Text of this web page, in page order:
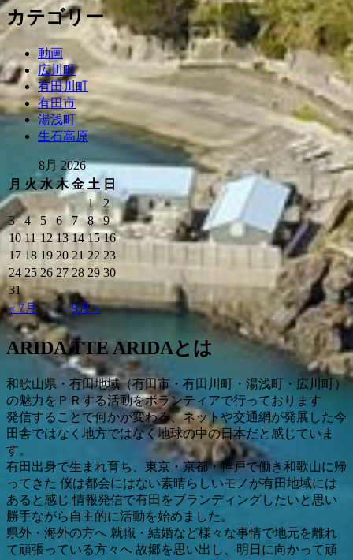
ン
カテゴリー
動画
広川町
有田川町
有田市
湯浅町
生石高原
8月 2026
月 火 水 木 金 土 日
1
2
3
4 5 6 7 8
9
10 11 12 13 14 15 16
17 18 19 20 21 22 23
24 25 26 27 28 29 30
31
« 7月
9月 »
ARIDA TTE ARIDAとは
和歌山県・有田地域（有田市・有田川町・湯浅町・広川町）
の魅力をＰＲする活動をボランティアで行っております
発信することで何かが変わる、ネットや交通網が発展した今
田舎ではなく地方ではなく地球の中の日本だと感じていま
す。
有田出身で生まれ育ち、東京・京都・神戸で働き和歌山に帰
ってきた 僕は都会にはない素晴らしいモノが有田地域には
あると感じ 情報発信で有田をブランディングしたいと思い
勝手ながら自主的に活動を始めました。
県外・海外の方へ 就職・結婚など様々な事情で地元を離れ
て頑張っている方々へ 故郷を思い出し、明日に向かって頑